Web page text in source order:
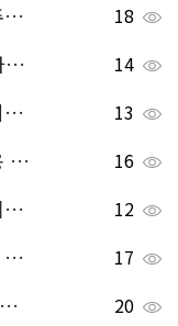
뚜레쥬르 롤케익 먹고 싶은데 뚜레쥬르 할인 받는 방법 알려주세요!! 18
가족들이랑 여행을 가려고합니다! 다낭 바나힐 가보려고하는데 입장요금이 어떻게 되는지 알려주세요. 14
치과레진보험 들고 싶은데 보험료 저렴한 곳 추천해주세요 ㅎㅎ 13
성당 결혼식 알아보려고 하는데 비용 얼마 정도 드는지 알려주세요^^ 16
안쓰는 장난감 버리기는 아까워서 기부하고 싶은데요~ 장난감 기부 어떻게 하는지 알려주세요~ 12
정원에서 목수국을 키워보고 싶은데 목수국 키우기 방법 좀 알려주세요^^ 17
가족들이랑 거제도 외도보타니아 가보려고하는데 여기 운영시간이 따로 있는건가요? 20